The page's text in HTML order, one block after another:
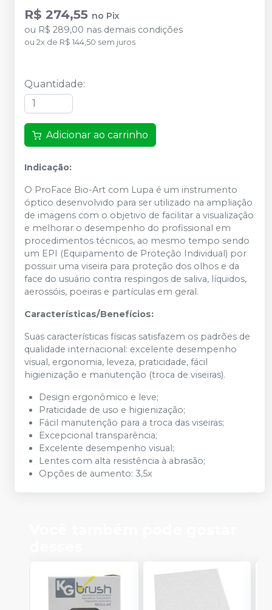
R$ 274,55 no Pix
ou R$ 289,00 nas demais condições
ou 2x de R$ 144,50 sem juros
Quantidade:
Adicionar ao carrinho
Indicação:
O ProFace Bio-Art com Lupa é um instrumento
óptico desenvolvido para ser utilizado na ampliação
de imagens com o objetivo de facilitar a visualização
e melhorar o desempenho do profissional em
procedimentos técnicos, ao mesmo tempo sendo
um EPI (Equipamento de Proteção Individual) por
possuir uma viseira para proteção dos olhos e da
face do usuário contra respingos de saliva, líquidos,
aerossóis, poeiras e partículas em geral.
Características/Benefícios:
Suas características físicas satisfazem os padrões de
qualidade internacional: excelente desempenho
visual, ergonomia, leveza, praticidade, fácil
higienização e manutenção (troca de viseiras).
Design ergonômico e leve;
Praticidade de uso e higienização;
Fácil manutenção para a troca das viseiras;
Excepcional transparência;
Excelente desempenho visual;
Lentes com alta resistência à abrasão;
Opções de aumento: 3,5x